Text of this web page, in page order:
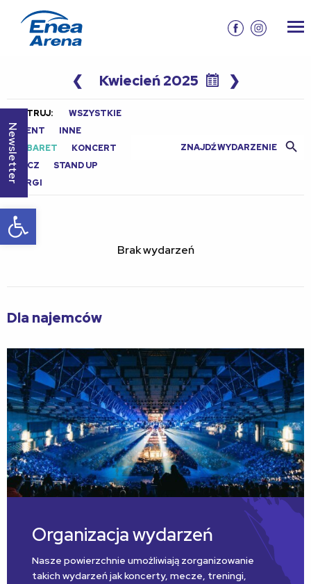
Otwórz pasek narzędzi
❮ Kwiecień 2025 ❯
FILTRUJ:
WSZYSTKIE
EVENT
INNE
KABARET
KONCERT
MECZ
STAND UP
TARGI
Brak wydarzeń
Dla najemców
Organizacja wydarzeń
Nasze powierzchnie umożliwiają zorganizowanie
takich wydarzeń jak koncerty, mecze, treningi,
Newsletter